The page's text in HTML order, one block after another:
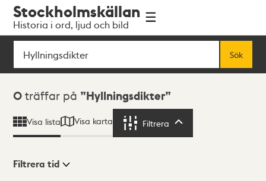
navigationen
huvudinnehållet
Stockholmskällan
Historia i ord, ljud och bild
Sök
Sök
Sökresultat
0 träffar på Hyllningsdikter
Visa lista Visa karta Filtrera
Filtrera tid